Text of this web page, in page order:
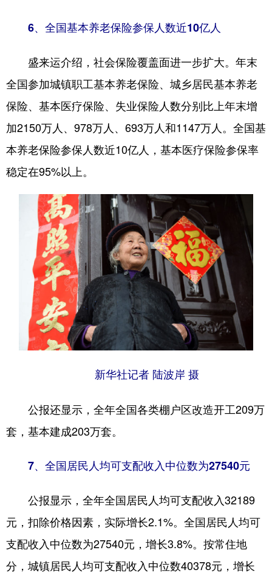
6、 全国基本养老保险参保人数近10亿人
盛来运介绍，社会保险覆盖面进一步扩大。年末
全国参加城镇职工基本养老保险、城乡居民基本养老
保险、基本医疗保险、失业保险人数分别比上年末增
加2150万人、978万人、693万人和1147万人。全国基
本养老保险参保人数近10亿人，基本医疗保险参保率
稳定在95%以上。
新华社记者 陆波岸 摄
公报还显示，全年全国各类棚户区改造开工209万
套，基本建成203万套。
7、全国居民人均可支配收入中位数为27540元
公报显示，全年全国居民人均可支配收入32189
元，扣除价格因素，实际增长2.1%。全国居民人均可
支配收入中位数为27540元，增长3.8%。按常住地
分，城镇居民人均可支配收入中位数40378元，增长